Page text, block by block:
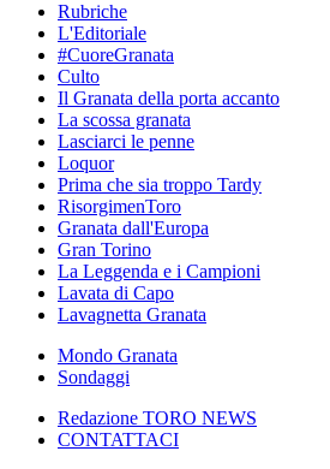
Rubriche
L'Editoriale
#CuoreGranata
Culto
Il Granata della porta accanto
La scossa granata
Lasciarci le penne
Loquor
Prima che sia troppo Tardy
RisorgimenToro
Granata dall'Europa
Gran Torino
La Leggenda e i Campioni
Lavata di Capo
Lavagnetta Granata
Mondo Granata
Sondaggi
Redazione TORO NEWS
CONTATTACI